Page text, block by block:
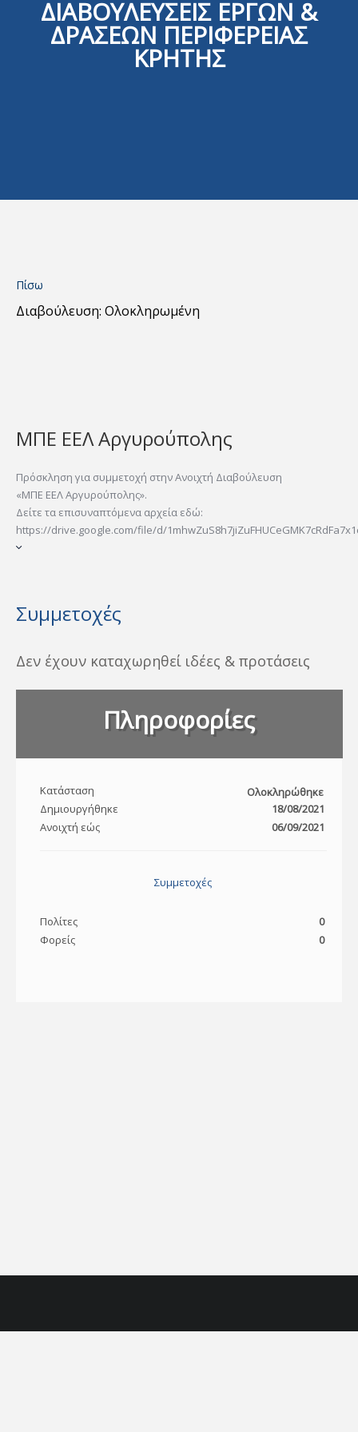
ΔΙΑΒΟΥΛΕΥΣΕΙΣ ΕΡΓΩΝ &
ΔΡΑΣΕΩΝ ΠΕΡΙΦΕΡΕΙΑΣ
ΚΡΗΤΗΣ
Πίσω
Διαβούλευση: Ολοκληρωμένη
ΜΠΕ ΕΕΛ Αργυρούπολης
Πρόσκληση για συμμετοχή στην Ανοιχτή Διαβούλευση
«ΜΠΕ ΕΕΛ Αργυρούπολης».
Δείτε τα επισυναπτόμενα αρχεία εδώ:
https://drive.google.com/file/d/
Συμμετοχές
Δεν έχουν καταχωρηθεί ιδέες & προτάσεις
Πληροφορίες
Κατάσταση
Ολοκληρώθηκε
Δημιουργήθηκε
18/08/2021
Ανοιχτή εώς
06/09/2021
Συμμετοχές
Πολίτες
0
Φορείς
0